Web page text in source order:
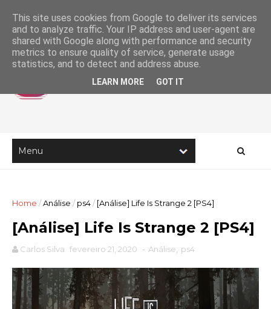
Home /Análise / ps4/ [Análise] Life Is Strange 2 [PS4]
[Análise] Life Is Strange 2 [PS4]
Carlos Silva fevereiro 21, 2020 - Análise ps4
This site uses cookies from Google to deliver its services
and to analyze traffic. Your IP address and user-agent are
shared with Google along with performance and security
metrics to ensure quality of service, generate usage
statistics, and to detect and address abuse.
LEARN MORE GOT IT